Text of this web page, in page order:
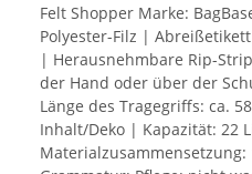
Felt Shopper Marke:
Polyester-Filz |
| Herausnehmbare Rip-
der Hand oder über der
Länge des Tragegriffs: ca.
Inhalt/Deko | Kapazität: 22
Materialzusammensetzung: